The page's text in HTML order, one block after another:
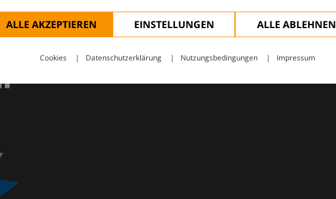
ALLE AKZEPTIEREN EINSTELLUNGEN ALLE ABLEHNEN
Cookies Datenschutzerklärung Nutzungsbedingungen Impressum